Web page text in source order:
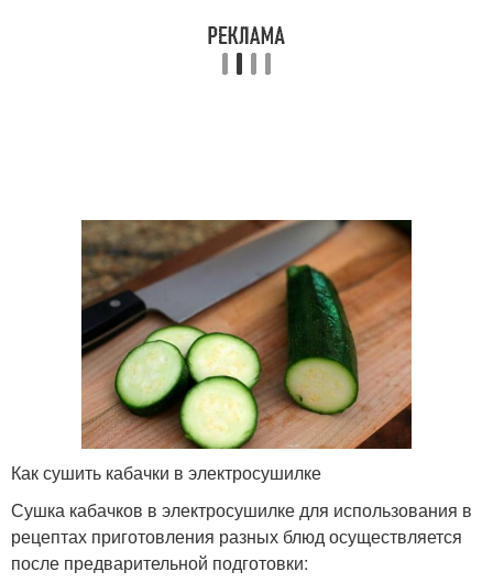
Как сушить кабачки в электросушилке
Сушка кабачков в электросушилке для использования в
рецептах приготовления разных блюд осуществляется
после предварительной подготовки: